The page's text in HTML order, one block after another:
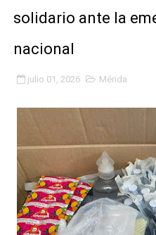
Fundacite Mérida dicta
INN-Mérida celebró el
Impulsan plan
Mérida impulsa
Fomficc consolida
Niños de Estudiantes de
Corposalud y Secretaría
solidario ante la
nacional
julio 01, 2026 Mérida